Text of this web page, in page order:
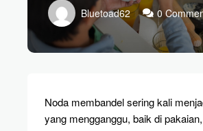
Bluetoad62 0
Noda membandel sering kali
yang mengganggu, baik di